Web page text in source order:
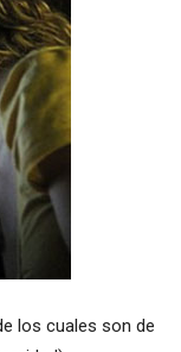
los cuales son de